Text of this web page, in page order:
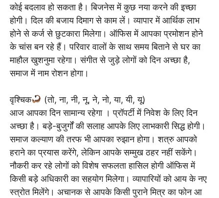
कोई बदलाव हो सकता है। बिजनेस में कुछ नया करने की इच्छा
होगी। दिल की बजाय दिमाग से काम लें। व्यापार में आर्थिक लाभ
होने से कर्ज से छुटकारा मिलेगा। ऑफिस में आपका प्रमोशन होने
के चांस बन रहे हैं। परिवार वालों के साथ समय बिताने से घर का
माहौल खुशनुमा रहेगा। संगीत से जुड़े लोगों को दिन अच्छा है,
समाज में नाम रोशन होगा।
वृश्चिक
(तो, ना, नी, नू, ने, नो, या, यी, यू)
आज आपका दिन सामान्य रहेगा । प्रॉपर्टी में निवेश के लिए दिन
अच्छा है। बड़े-बुजुर्गों की सलाह आपके लिए लाभकारी सिद्ध होगी।
समाज कल्याण की तरफ भी आपका रुझान होगा। शत्रु आपको
हराने का प्रयास करेंगे, लेकिन आपके सम्मुख ठहर नहीं सकेंगे।
नौकरी कर रहे लोगों को विशेष सफलता हासिल होगी ऑफिस में
किसी बड़े अधिकारी का सहयोग मिलेगा। व्यापारियों को आय के नए
स्त्रोत मिलेंगे। अचानक से आपके किसी पुराने मित्र का फोन आ